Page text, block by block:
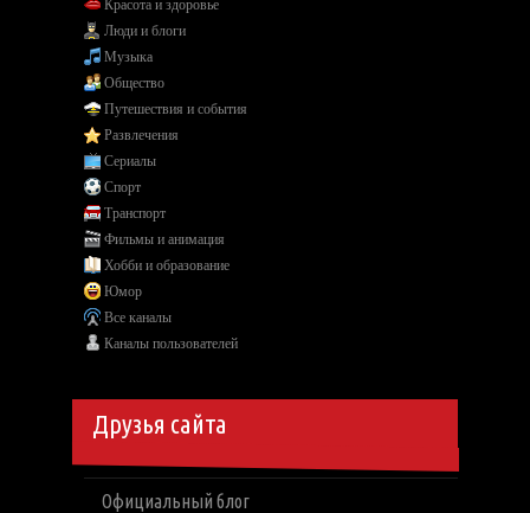
Красота и здоровье
Люди и блоги
Музыка
Общество
Путешествия и события
Развлечения
Сериалы
Спорт
Транспорт
Фильмы и анимация
Хобби и образование
Юмор
Все каналы
Каналы пользователей
Друзья сайта
Официальный блог